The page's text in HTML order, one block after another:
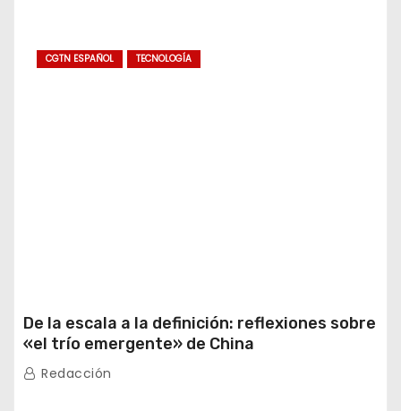
CGTN ESPAÑOL TECNOLOGÍA
De la escala a la definición: reflexiones sobre
«el trío emergente» de China
Redacción